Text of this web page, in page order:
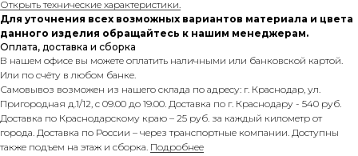
Открыть технические характеристики.
Для уточнения всех возможных вариантов материала и цвета
данного изделия обращайтесь к нашим менеджерам.
Оплата, доставка и сборка
В нашем офисе вы можете оплатить наличными или банковской картой.
Или по счёту в любом банке.
Самовывоз возможен из нашего склада по адресу: г. Краснодар, ул.
Пригородная д.1/12, с 09.00 до 19.00. Доставка по г. Краснодару - 540 руб.
Доставка по Краснодарскому краю – 25 руб. за каждый километр от
города. Доставка по России – через транспортные компании. Доступны
также подъем на этаж и сборка. Подробнее